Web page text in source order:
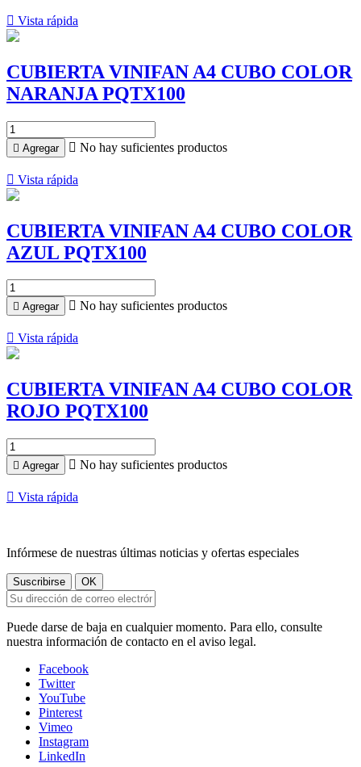
 Vista rápida
CUBIERTA VINIFAN A4 CUBO COLOR
NARANJA PQTX100
 Agregar  No hay suficientes productos
 Vista rápida
CUBIERTA VINIFAN A4 CUBO COLOR
AZUL PQTX100
 Agregar  No hay suficientes productos
 Vista rápida
CUBIERTA VINIFAN A4 CUBO COLOR
ROJO PQTX100
 Agregar  No hay suficientes productos
 Vista rápida
Infórmese de nuestras últimas noticias y ofertas especiales
Puede darse de baja en cualquier momento. Para ello, consulte
nuestra información de contacto en el aviso legal.
Facebook
Twitter
YouTube
Pinterest
Vimeo
Instagram
LinkedIn